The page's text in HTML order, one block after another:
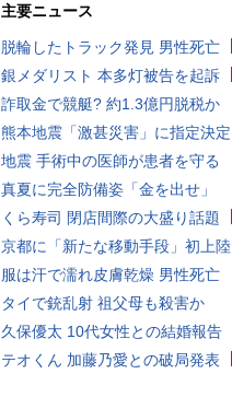
主要ニュース
脱輪したトラック発見 男性死亡
銀メダリスト 本多灯被告を起訴
詐取金で競艇? 約1.3億円脱税か
熊本地震「激甚災害」に指定決定
地震 手術中の医師が患者を守る
真夏に完全防備姿「金を出せ」
くら寿司 閉店間際の大盛り話題
京都に「新たな移動手段」初上陸
服は汗で濡れ皮膚乾燥 男性死亡
タイで銃乱射 祖父母も殺害か
久保優太 10代女性との結婚報告
テオくん 加藤乃愛との破局発表